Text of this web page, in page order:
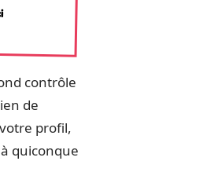
contrôle
de
profil,
quiconque